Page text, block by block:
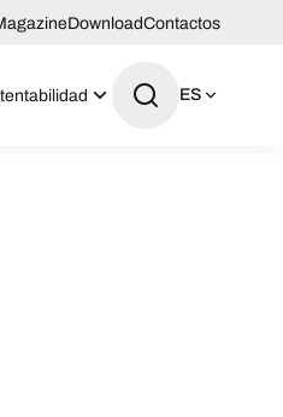
DownloadContactos
ES